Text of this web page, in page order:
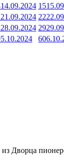
14.09.2024 15
21.09.2024 22
28.09.2024 29
6
Дворца